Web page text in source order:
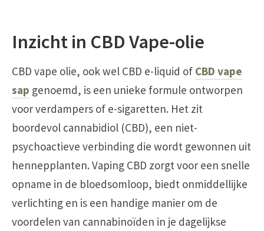
Inzicht in CBD Vape-olie
CBD vape olie, ook wel CBD e-liquid of CBD vape
sap genoemd, is een unieke formule ontworpen
voor verdampers of e-sigaretten. Het zit
boordevol cannabidiol (CBD), een niet-
psychoactieve verbinding die wordt gewonnen uit
hennepplanten. Vaping CBD zorgt voor een snelle
opname in de bloedsomloop, biedt onmiddellijke
verlichting en is een handige manier om de
voordelen van cannabinoïden in je dagelijkse